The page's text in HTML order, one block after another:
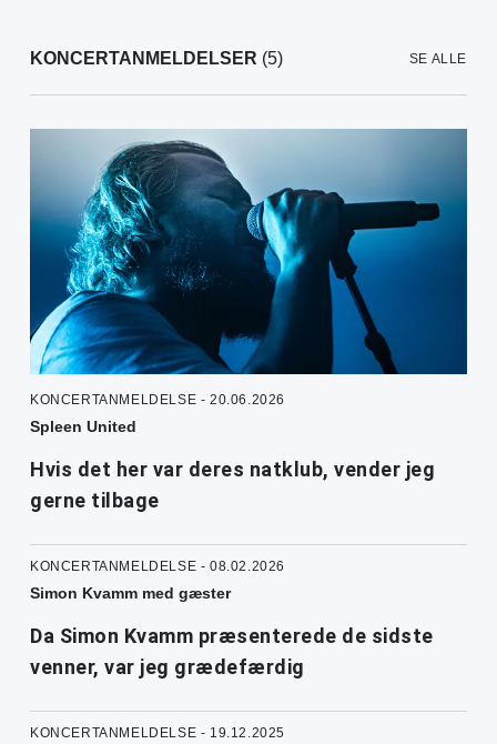
KONCERTANMELDELSER (5) SE ALLE
KONCERTANMELDELSE - 20.06.2026
Spleen United
Hvis det her var deres natklub, vender jeg
gerne tilbage
KONCERTANMELDELSE - 08.02.2026
Simon Kvamm med gæster
Da Simon Kvamm præsenterede de sidste
venner, var jeg grædefærdig
KONCERTANMELDELSE - 19.12.2025